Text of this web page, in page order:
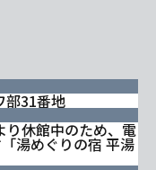
31番地
休館中のため、電
湯めぐりの宿 平湯